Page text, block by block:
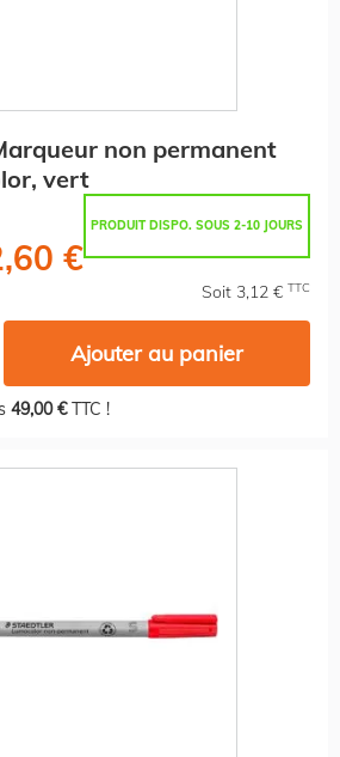
non permanent
vert
PRODUIT DISPO. SOUS 2-10 JOURS
€
Soit 3,12 € TTC
Ajouter au panier
49,00 €TTC !